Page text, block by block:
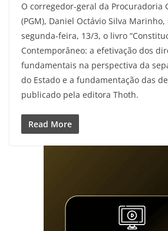
O corregedor-geral da Procuradoria
(PGM), Daniel Octávio Silva
segunda-feira, 13/3, o livro
Contemporâneo: a efetivação dos
fundamentais na perspectiva da
do Estado e a fundamentação das
publicado pela editora Thoth.
Read More